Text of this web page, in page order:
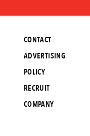
CONTACT
ADVERTISING
POLICY
RECRUIT
COMPANY